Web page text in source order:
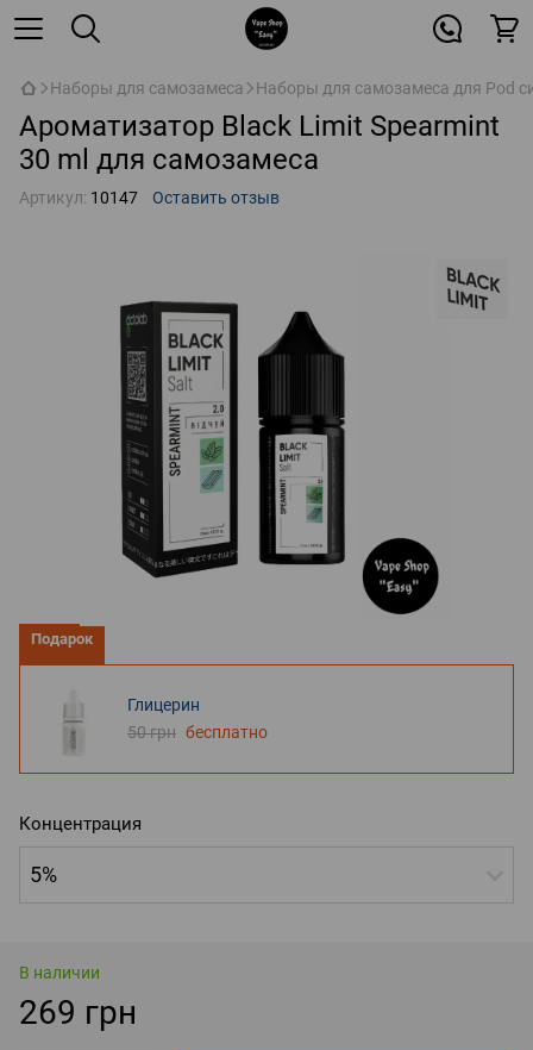
Наборы для самозамеса Наборы для самозамеса для Pod
Ароматизатор Black Limit Spearmint
30 ml для самозамеса
Артикул: 10147 Оставить отзыв
Подарок
Глицерин
50 грн бесплатно
Концентрация
5%
В наличии
269 грн